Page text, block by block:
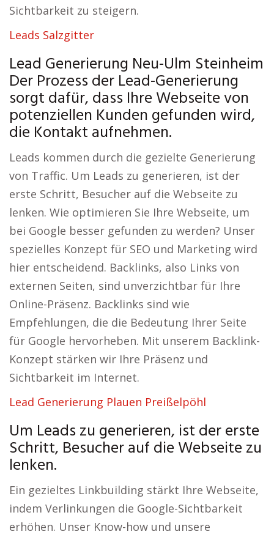
Sichtbarkeit zu steigern.
Leads Salzgitter
Lead Generierung Neu-Ulm Steinheim
Der Prozess der Lead-Generierung
sorgt dafür, dass Ihre Webseite von
potenziellen Kunden gefunden wird,
die Kontakt aufnehmen.
Leads kommen durch die gezielte Generierung
von Traffic. Um Leads zu generieren, ist der
erste Schritt, Besucher auf die Webseite zu
lenken. Wie optimieren Sie Ihre Webseite, um
bei Google besser gefunden zu werden? Unser
spezielles Konzept für SEO und Marketing wird
hier entscheidend. Backlinks, also Links von
externen Seiten, sind unverzichtbar für Ihre
Online-Präsenz. Backlinks sind wie
Empfehlungen, die die Bedeutung Ihrer Seite
für Google hervorheben. Mit unserem Backlink-
Konzept stärken wir Ihre Präsenz und
Sichtbarkeit im Internet.
Lead Generierung Plauen Preißelpöhl
Um Leads zu generieren, ist der erste
Schritt, Besucher auf die Webseite zu
lenken.
Ein gezieltes Linkbuilding stärkt Ihre Webseite,
indem Verlinkungen die Google-Sichtbarkeit
erhöhen. Unser Know-how und unsere